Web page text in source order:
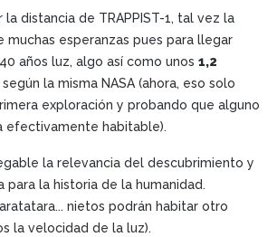
distancia de TRAPPIST-1, tal vez la
muchas esperanzas pues para llegar
años luz, algo así como unos 1,2
según la misma NASA (ahora, eso solo
exploración y probando que alguno
efectivamente habitable).
la relevancia del descubrimiento y
para la historia de la humanidad.
nietos podrán habitar otro
la velocidad de la luz).